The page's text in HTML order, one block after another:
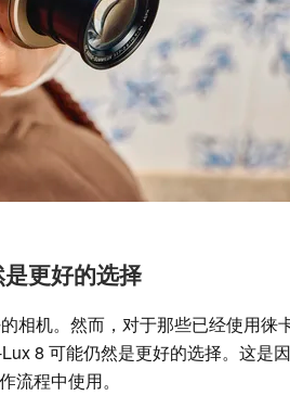
更好的选择
相机。然而，对于那些已经使用徕
8 可能仍然是更好的选择。这是
流程中使用。